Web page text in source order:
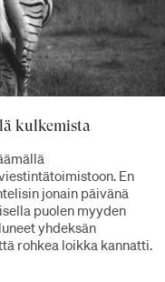
kulkemista
En
jonain päivänä
puolen myyden
yhdeksän
rohkea loikka kannatti.